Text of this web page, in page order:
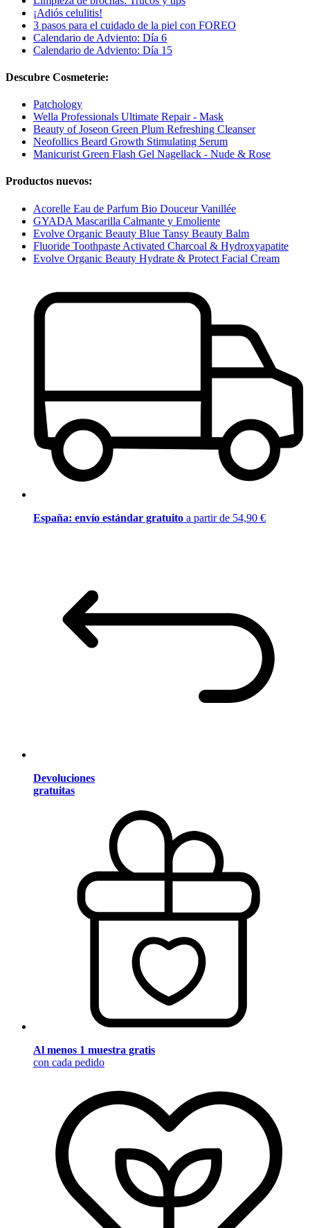
¡Adiós celulitis!
3 pasos para el cuidado de la piel con FOREO
Calendario de Adviento: Día 6
Calendario de Adviento: Día 15
Descubre Cosmeterie:
Patchology
Wella Professionals Ultimate Repair - Mask
Beauty of Joseon Green Plum Refreshing Cleanser
Neofollics Beard Growth Stimulating Serum
Manicurist Green Flash Gel Nagellack - Nude & Rose
Productos nuevos:
Acorelle Eau de Parfum Bio Douceur Vanillée
GYADA Mascarilla Calmante y Emoliente
Evolve Organic Beauty Blue Tansy Beauty Balm
Fluoride Toothpaste Activated Charcoal & Hydroxyapatite
Evolve Organic Beauty Hydrate & Protect Facial Cream
España: envío estándar gratuito a partir de 54,90 €
Devoluciones
gratuitas
Al menos 1 muestra gratis
con cada pedido